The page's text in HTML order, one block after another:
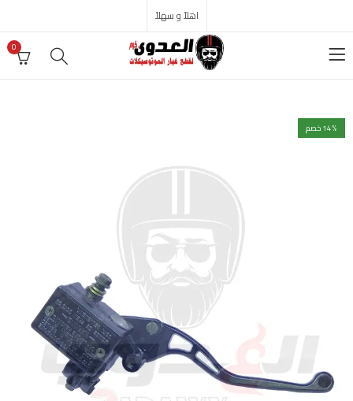
اهلاً و سهلاً
0
14% خصم